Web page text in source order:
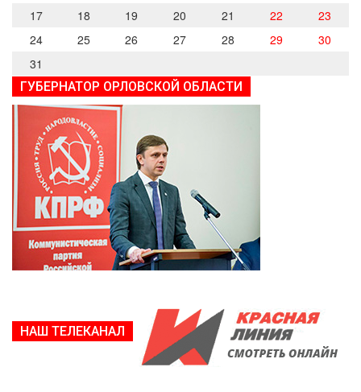
17
18 19 20 21 22
23
24
25 26 27 28 29
30
31
ГУБЕРНАТОР ОРЛОВСКОЙ ОБЛАСТИ
НАШ ТЕЛЕКАНАЛ